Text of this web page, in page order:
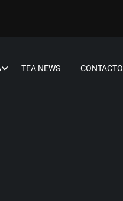
TEA NEWS CONTACTO